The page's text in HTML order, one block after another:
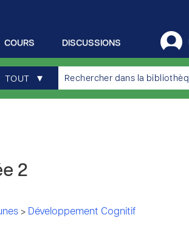
DISCUSSIONS
COURS
TOUT ▾
2
> Développement Cognitif